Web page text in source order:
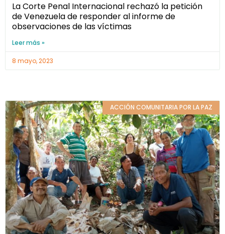
La Corte Penal Internacional rechazó la petición
de Venezuela de responder al informe de
observaciones de las víctimas
Leer más »
8 mayo, 2023
ACCIÓN COMUNITARIA POR LA PAZ